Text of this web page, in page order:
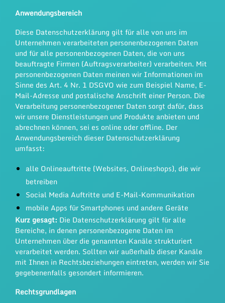
Anwendungsbereich
Diese Datenschutzerklärung gilt für alle von uns im
Unternehmen verarbeiteten personenbezogenen Daten
und für alle personenbezogenen Daten, die von uns
beauftragte Firmen (Auftragsverarbeiter) verarbeiten. Mit
personenbezogenen Daten meinen wir Informationen im
Sinne des Art. 4 Nr. 1 DSGVO wie zum Beispiel Name, E-
Mail-Adresse und postalische Anschrift einer Person. Die
Verarbeitung personenbezogener Daten sorgt dafür, dass
wir unsere Dienstleistungen und Produkte anbieten und
abrechnen können, sei es online oder offline. Der
Anwendungsbereich dieser Datenschutzerklärung
umfasst:
alle Onlineauftritte (Websites, Onlineshops), die wir
betreiben
Social Media Auftritte und E-Mail-Kommunikation
mobile Apps für Smartphones und andere Geräte
Kurz gesagt: Die Datenschutzerklärung gilt für alle
Bereiche, in denen personenbezogene Daten im
Unternehmen über die genannten Kanäle strukturiert
verarbeitet werden. Sollten wir außerhalb dieser Kanäle
mit Ihnen in Rechtsbeziehungen eintreten, werden wir Sie
gegebenenfalls gesondert informieren.
Rechtsgrundlagen